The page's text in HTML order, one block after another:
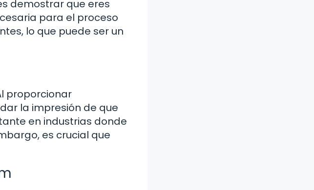
demostrar que eres
para el proceso
lo que puede ser un
proporcionar
la impresión de que
en industrias donde
es crucial que